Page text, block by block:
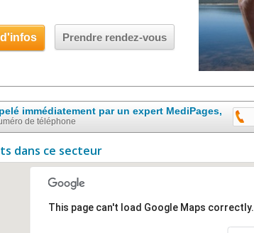
Prendre rendez-vous
immédiatement par un expert MediPages,
de téléphone
dans ce secteur
This page can't load Google Maps correctly.